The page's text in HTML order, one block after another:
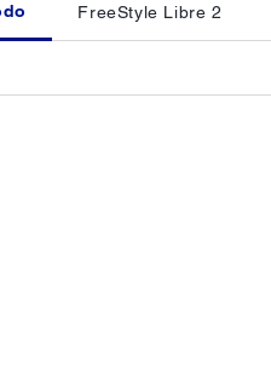
FreeStyle Libre 2